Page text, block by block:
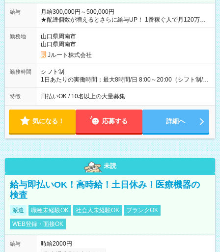
給与
月給300,000円～500,000円
★配達個数が増えるとさらに給与UP！ 1番稼ぐ人で月120万ほ
ど！ ・主要都市エリア 月収55万円／週5日稼働 月収65万~112
万円／週6日稼働 ・地方郊外エリア 月収40万円／週5日稼働 月
収40万円~50万円／週6日稼働 ＜モデルイメージ＞ ■月収50万
円 (27歳男性/江東区在住)※元建築関係 1日150個配達×25日勤務
(日休み) ■月収80万円(43歳男性/墨田区在住)※元営業 1日200個
勤務地
山口県周南市
山口県周南市
Jルート株式会社
勤務時間
シフト制
1日あたりの実働時間：最大8時間/日 8:00～20:00（シフト制/実
働8時間） ※週5日勤務（場所次第では週4も有り） ※配達状況
によって時間外での勤務可能性有り ※案件により多少の前後あ
特徴 日払いOK / 10名以上の大量募集
気になる！ 応募する 詳細へ
未読
給与即払いOK！高時給！土日休み！医療機器の
検査
派遣 職種未経験OK 社会人未経験OK
ブランクOK
WEB登録・面接OK
給与
時給2000円